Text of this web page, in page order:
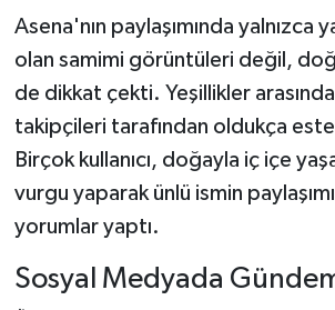
Asena'nın paylaşımında yalnızca
olan samimi görüntüleri değil,
de dikkat çekti. Yeşillikler
takipçileri tarafından oldukça
Birçok kullanıcı, doğayla iç içe
vurgu yaparak ünlü ismin
yorumlar yaptı.
Sosyal Medyada